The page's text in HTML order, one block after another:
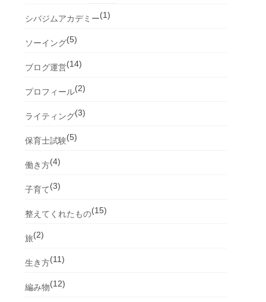
シバジムアカデミー(1)
ソーイング(5)
ブログ運営(14)
プロフィール(2)
ライティング(3)
保育士試験(5)
働き方(4)
子育て(3)
整えてくれたもの(15)
旅(2)
生き方(11)
編み物(12)